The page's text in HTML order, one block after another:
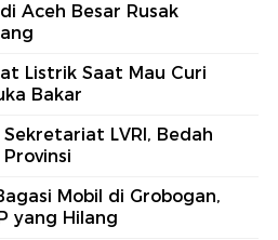
Aceh Besar Rusak
Listrik Saat Mau Curi
Bakar
LVRI, Bedah
Mobil di Grobogan,
yang Hilang